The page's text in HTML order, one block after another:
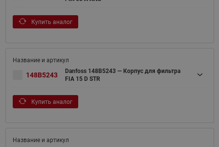
Купить аналог
148B5243
Danfoss 148B5243 — Корпус для фильтра
FIA 15 D STR
Купить аналог